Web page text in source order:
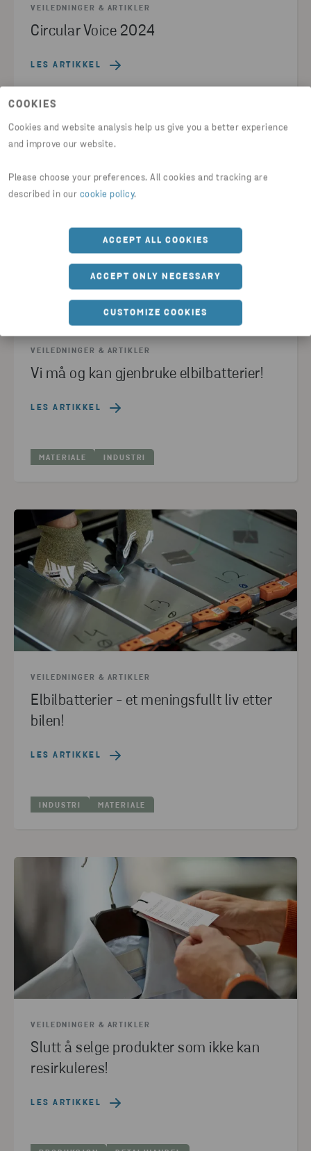
COOKIES
Cookies and website analysis help us give you a better experience
and improve our website.
Please choose your preferences. All cookies and tracking are
described in our cookie policy.
ACCEPT ALL COOKIES
ACCEPT ONLY NECESSARY
CUSTOMIZE COOKIES
VEILEDNINGER & ARTIKLER
Circular Voice 2024
LES ARTIKKEL
CIRCULAR VOICE 2024
VEILEDNINGER & ARTIKLER
Vi må og kan gjenbruke elbilbatterier!
LES ARTIKKEL
MATERIALE INDUSTRI
VEILEDNINGER & ARTIKLER
Elbilbatterier - et meningsfullt liv etter
bilen!
LES ARTIKKEL
INDUSTRI MATERIALE
VEILEDNINGER & ARTIKLER
Slutt å selge produkter som ikke kan
resirkuleres!
LES ARTIKKEL